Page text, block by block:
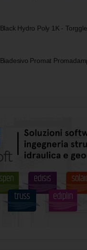
Black Hydro Poly 1K -
Biadesivo Promat